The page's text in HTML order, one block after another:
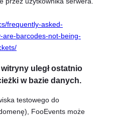
frequently-asked-
are-barcodes-not-being-
uległ ostatnio
w bazie danych.
testowego do
FooEvents może